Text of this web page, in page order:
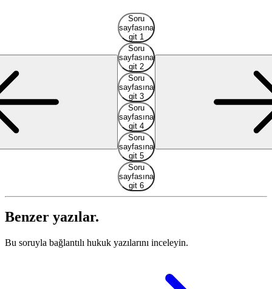
Soru
sayfasına
git 1
Soru
sayfasına
git 2
Soru
sayfasına
git 3
Soru
sayfasına
git 4
Soru
sayfasına
git 5
Soru
sayfasına
git 6
Benzer yazılar.
Bu soruyla bağlantılı hukuk yazılarını inceleyin.